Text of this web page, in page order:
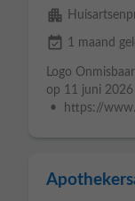
apartment
event_available 1 maand
Logo
op 11 juni
• https://